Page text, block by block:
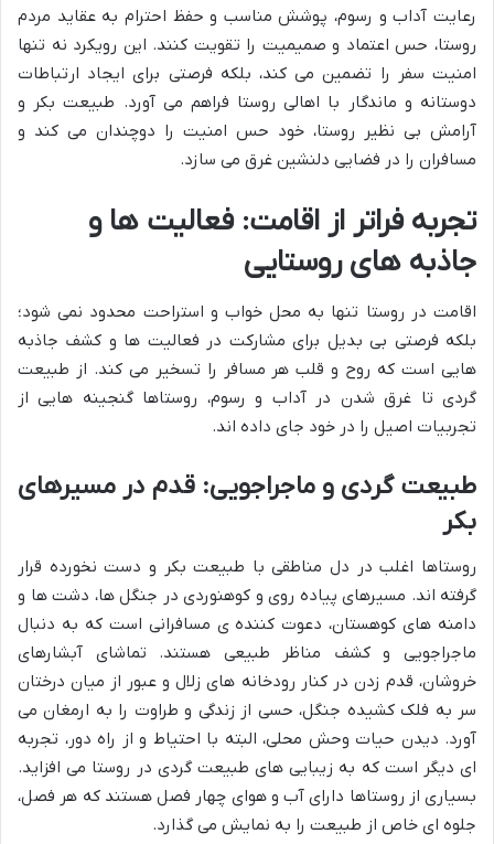
رعایت آداب و رسوم، پوشش مناسب و حفظ احترام به عقاید مردم
روستا، حس اعتماد و صمیمیت را تقویت کنند. این رویکرد نه تنها
امنیت سفر را تضمین می کند، بلکه فرصتی برای ایجاد ارتباطات
دوستانه و ماندگار با اهالی روستا فراهم می آورد. طبیعت بکر و
آرامش بی نظیر روستا، خود حس امنیت را دوچندان می کند و
مسافران را در فضایی دلنشین غرق می سازد.
تجربه فراتر از اقامت: فعالیت ها و
جاذبه های روستایی
اقامت در روستا تنها به محل خواب و استراحت محدود نمی شود؛
بلکه فرصتی بی بدیل برای مشارکت در فعالیت ها و کشف جاذبه
هایی است که روح و قلب هر مسافر را تسخیر می کند. از طبیعت
گردی تا غرق شدن در آداب و رسوم، روستاها گنجینه هایی از
تجربیات اصیل را در خود جای داده اند.
طبیعت گردی و ماجراجویی: قدم در مسیرهای
بکر
روستاها اغلب در دل مناطقی با طبیعت بکر و دست نخورده قرار
گرفته اند. مسیرهای پیاده روی و کوهنوردی در جنگل ها، دشت ها و
دامنه های کوهستان، دعوت کننده ی مسافرانی است که به دنبال
ماجراجویی و کشف مناظر طبیعی هستند. تماشای آبشارهای
خروشان، قدم زدن در کنار رودخانه های زلال و عبور از میان درختان
سر به فلک کشیده جنگل، حسی از زندگی و طراوت را به ارمغان می
آورد. دیدن حیات وحش محلی، البته با احتیاط و از راه دور، تجربه
ای دیگر است که به زیبایی های طبیعت گردی در روستا می افزاید.
بسیاری از روستاها دارای آب و هوای چهار فصل هستند که هر فصل،
جلوه ای خاص از طبیعت را به نمایش می گذارد.